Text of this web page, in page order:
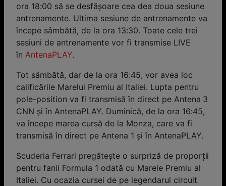
ora 18:00 să se desfăşoare cea dea doua sesiune
antrenamente. Ultima sesiune de antrenamente va
începe sâmbătă, de la ora 13:30. Toate cele trei
sesiuni de antrenamente vor fi transmise LIVE
în AntenaPLAY.
Tot sâmbătă, dar de la ora 16:45, vor avea loc
calificările Marelui Premiu al Italiei. Lupta pentru
pole-position va fi transmisă în direct pe Antena 3
CNN şi în AntenaPLAY. Duminică, de la ora 16:45,
va începe marea cursă de la Monza, care va fi
transmisă în direct pe Antena 1 şi în AntenaPLAY.
Scuderia Ferrari pregătește o surpriză de proporții
pentru fanii Formula 1 odată cu Marele Premiu al
Italiei. Cu ocazia cursei de pe legendarul circuit